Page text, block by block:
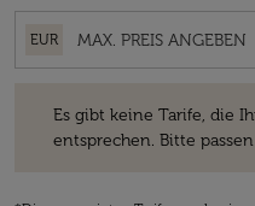
EUR
Es gibt keine Tarife, die
entsprechen. Bitte